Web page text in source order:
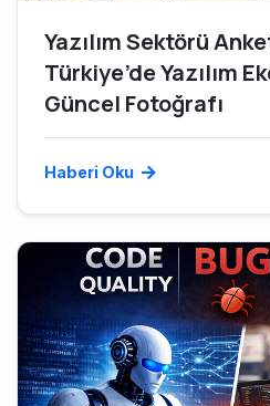
Yazılım Sektörü
Türkiye’de Yazılım
Güncel Fotoğrafı
Haberi Oku